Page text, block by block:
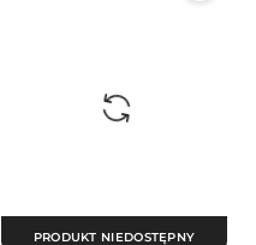
PRODUKT NIEDOSTĘPNY